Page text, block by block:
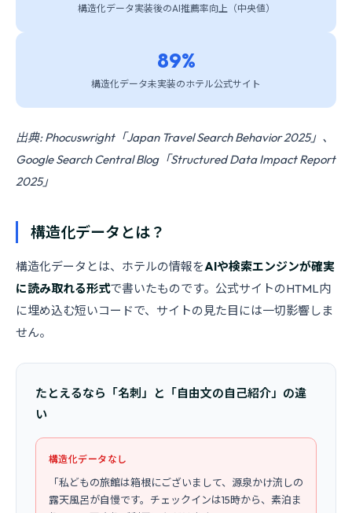
構造化データ実装後のAI推薦率向上（中央値）
89%
構造化データ未実装のホテル公式サイト
出典: Phocuswright「Japan Travel Search Behavior 2025」、
Google Search Central Blog「Structured Data Impact Report
2025」
構造化データとは？
構造化データとは、ホテルの情報をAIや検索エンジンが確実
に読み取れる形式で書いたものです。公式サイトのHTML内
に埋め込む短いコードで、サイトの見た目には一切影響しま
せん。
たとえるなら「名刺」と「自由文の自己紹介」の違
い
構造化データなし
「私どもの旅館は箱根にございまして、源泉かけ流しの
露天風呂が自慢です。チェックインは15時から、素泊ま